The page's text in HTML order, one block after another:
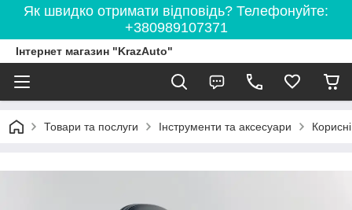
Як швидко отримати відповідь? Телефонуйте:
+380989107371
Інтернет магазин "KrazAuto"
Товари та послуги Інструменти та аксесуари